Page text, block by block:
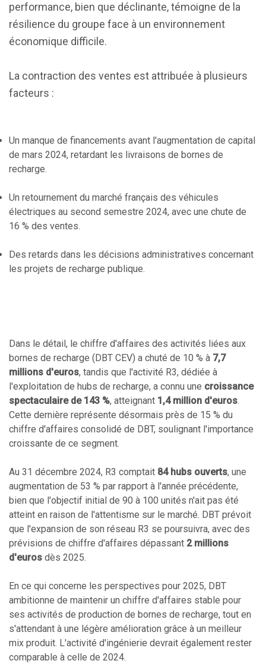
performance, bien que déclinante, témoigne de la
résilience du groupe face à un environnement
économique difficile.
La contraction des ventes est attribuée à plusieurs
facteurs :
Un manque de financements avant l'augmentation de capital
de mars 2024, retardant les livraisons de bornes de
recharge.
Un retournement du marché français des véhicules
électriques au second semestre 2024, avec une chute de
16 % des ventes.
Des retards dans les décisions administratives concernant
les projets de recharge publique.
Dans le détail, le chiffre d'affaires des activités liées aux
bornes de recharge (DBT CEV) a chuté de 10 % à 7,7
millions d'euros, tandis que l'activité R3, dédiée à
l'exploitation de hubs de recharge, a connu une croissance
spectaculaire de 143 %, atteignant 1,4 million d'euros.
Cette dernière représente désormais près de 15 % du
chiffre d'affaires consolidé de DBT, soulignant l'importance
croissante de ce segment.
Au 31 décembre 2024, R3 comptait 84 hubs ouverts, une
augmentation de 53 % par rapport à l'année précédente,
bien que l'objectif initial de 90 à 100 unités n'ait pas été
atteint en raison de l'attentisme sur le marché. DBT prévoit
que l'expansion de son réseau R3 se poursuivra, avec des
prévisions de chiffre d'affaires dépassant 2 millions
d'euros dès 2025.
En ce qui concerne les perspectives pour 2025, DBT
ambitionne de maintenir un chiffre d'affaires stable pour
ses activités de production de bornes de recharge, tout en
s'attendant à une légère amélioration grâce à un meilleur
mix produit. L'activité d'ingénierie devrait également rester
comparable à celle de 2024.